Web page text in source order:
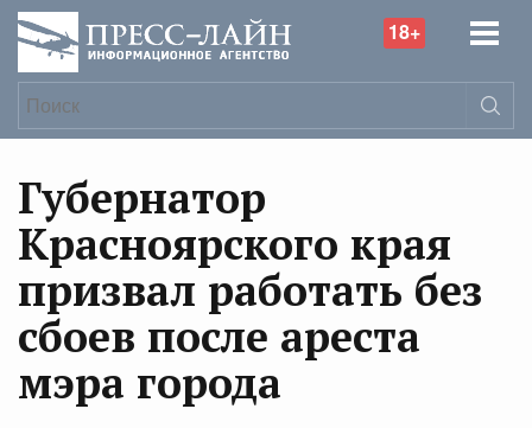
18+
Губернатор
Красноярского края
призвал работать без
сбоев после ареста
мэра города